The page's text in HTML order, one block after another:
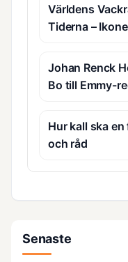
Världens
Tiderna –
Johan Renck
Bo till Emmy-
Hur kall ska
och råd
Senaste